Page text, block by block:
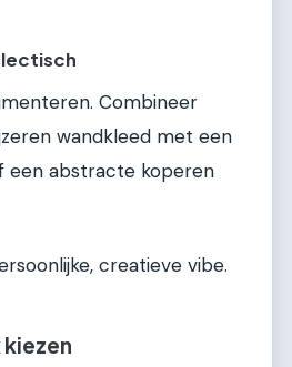
Combineer
wandkleed met een
een abstracte koperen
creatieve vibe.